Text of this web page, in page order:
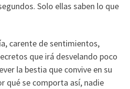
Solo ellas saben lo que
carente de sentimientos,
que irá desvelando poco
la bestia que convive en su
qué se comporta así, nadie